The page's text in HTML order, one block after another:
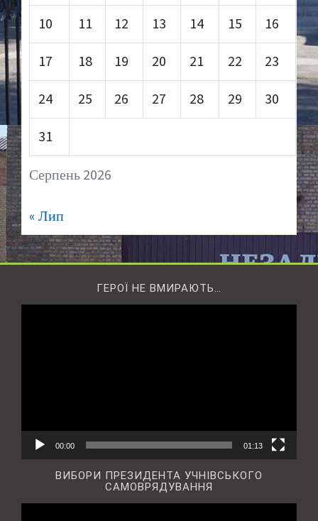
Серпень 2026
10 11 12 13 14 15 16
17 18 19 20 21 22 23
24 25 26 27 28 29 30
31
« Лип
ГЕРОЇ НЕ ВМИРАЮТЬ…
00:00 01:13
ВИБОРИ ПРЕЗИДЕНТА УЧНІВСЬКОГО
САМОВРЯДУВАННЯ